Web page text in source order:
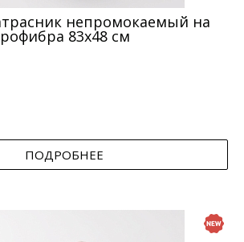
непромокаемый на
83х48 см
ПОДРОБНЕЕ